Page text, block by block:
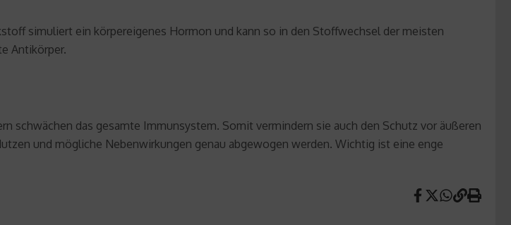
simuliert ein körpereigenes Hormon und kann so in den Stoffwechsel der meisten
Antikörper.
schwächen das gesamte Immunsystem. Somit vermindern sie auch den Schutz vor äußeren
und mögliche Nebenwirkungen genau abgewogen werden. Wichtig ist eine enge